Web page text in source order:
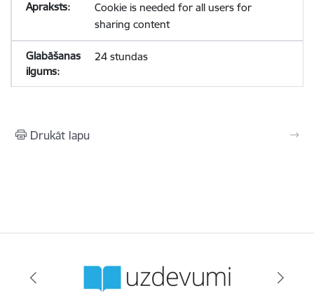
Cookie is needed for all users for
sharing content
24 stundas
Drukāt lapu